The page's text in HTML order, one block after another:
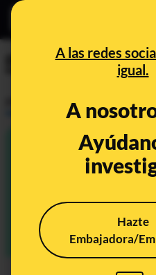
A las redes
igual.
A
Hazte
Embajadora/
No llevas toda la
pajita de los bricks